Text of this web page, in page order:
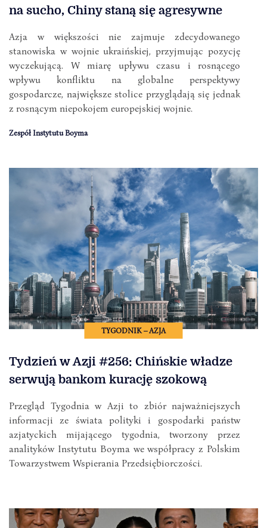
na sucho, Chiny staną się agresywne
Azja w większości nie zajmuje zdecydowanego
stanowiska w wojnie ukraińskiej, przyjmując pozycję
wyczekującą. W miarę upływu czasu i rosnącego
wpływu konfliktu na globalne perspektywy
gospodarcze, największe stolice przyglądają się jednak
z rosnącym niepokojem europejskiej wojnie.
Zespół Instytutu Boyma
TYGODNIK – AZJA
Tydzień w Azji #256: Chińskie władze
serwują bankom kurację szokową
Przegląd Tygodnia w Azji to zbiór najważniejszych
informacji ze świata polityki i gospodarki państw
azjatyckich mijającego tygodnia, tworzony przez
analityków Instytutu Boyma we współpracy z Polskim
Towarzystwem Wspierania Przedsiębiorczości.